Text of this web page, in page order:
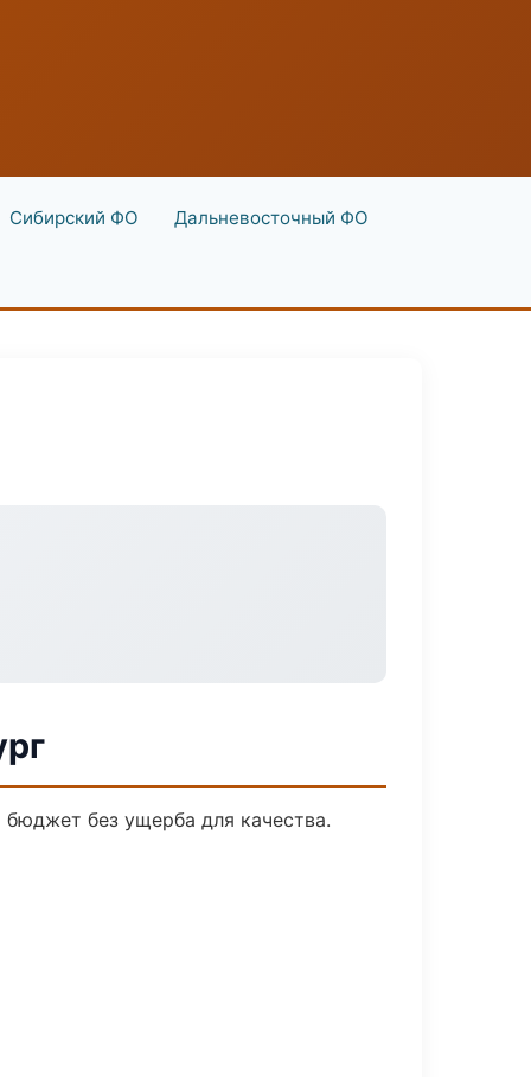
Сибирский ФО Дальневосточный ФО
без ущерба для качества.